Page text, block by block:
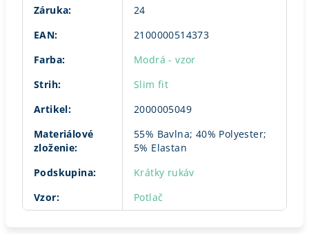
Záruka:
24
EAN:
2100000514373
Farba:
Modrá - vzor
Strih:
Slim fit
Artikel:
2000005049
Materiálové
zloženie:
55% Bavlna; 40% Polyester;
5% Elastan
Podskupina:
Krátky rukáv
Vzor: Potlač